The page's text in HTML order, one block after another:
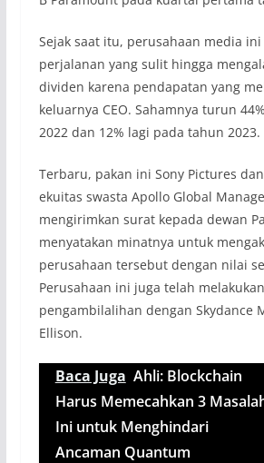
Sejak saat itu, perusahaan media
perjalanan yang sulit hingga
dividen karena pendapatan yang
keluarnya CEO. Sahamnya turun
2022 dan 12% lagi pada tahun 2023.
Terbaru, pakan ini Sony Pictures
ekuitas swasta Apollo Global
mengirimkan surat kepada dewan
menyatakan minatnya untuk
perusahaan tersebut dengan nilai
Perusahaan ini juga telah
pengambilalihan dengan Skydance
Ellison.
Baca Juga Ahli: Blockchain
Harus Memecahkan 3
Ini untuk Menghindari
Ancaman Quantum